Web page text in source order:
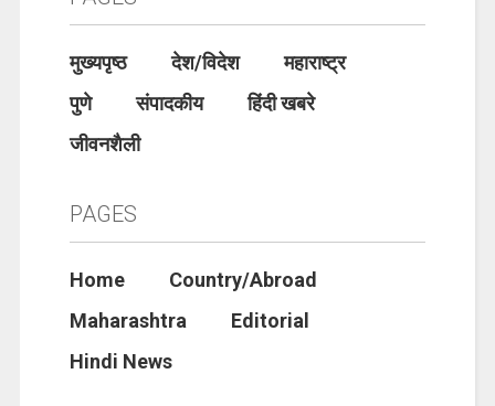
मुख्यपृष्ठ देश/विदेश
महाराष्ट्र
पुणे
संपादकीय
हिंदी खबरे
जीवनशैली
PAGES
Home
Country/Abroad
Maharashtra
Editorial
Hindi News